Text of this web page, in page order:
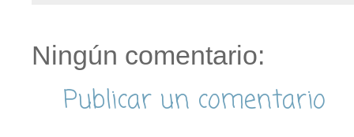
Ningún comentario:
Publicar un comentario